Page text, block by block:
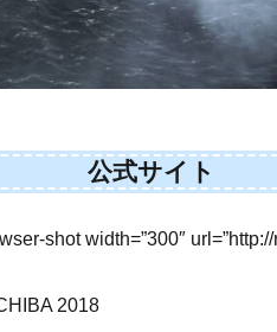
公式サイト
shot width=”300″ url=”http://
2018